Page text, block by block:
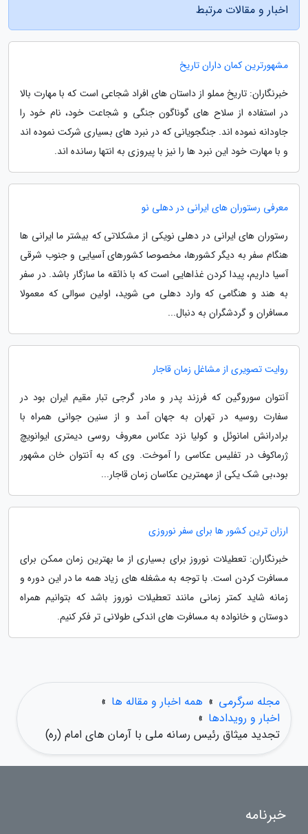
اخبار و مقالات مرتبط
مشهورترین کمان داران تاریخ
خبرنگاران: تاریخ مملو از داستان های افراد شجاعی است که با مهارت بالا
در استفاده از سلاح های گوناگون جنگی و شجاعت خود، نام خود را
جاودانه نموده اند. جنگجویانی که در نبرد های بسیاری شرکت نموده اند
و با مهارت خود این نبرد ها را نیز با پیروزی به انتها رسانده اند.
معرفی رستوران های ایرانی در دهلی نو
رستوران های ایرانی در دهلی نویکی از مشکلاتی که بیشتر ما ایرانی ها
هنگام سفر به دیگر کشورها، مخصوصا کشورهای آسیایی و جنوب شرقی
آسیا داریم، پیدا کردن غذاهایی است که با ذائقه ما سازگار باشد. در سفر
به هند و هنگامی که وارد دهلی می شوید، اولین سوالی که معمولا
مسافران و گردشگران به دنبال...
روایت تصویری از مشاغل زمان قاجار
آنتوان سوروگین که فرزند پدر و مادر گرجی تبار مقیم ایران بود در
سفارت روسیه در تهران به جهان آمد و از سنین جوانی همراه با
برادرانش امانوئل و کولیا نزد عکاس معروف روسى دیمترى ایوانویچ
ژرماکوف در تفلیس عکاسى را آموخت. وی که به آنتوان خان مشهور
بود،بی شک یکی از مهمترین عکاسان زمان قاجار...
ارزان ترین کشور ها برای سفر نوروزی
خبرنگاران: تعطیلات نوروز برای بسیاری از ما بهترین زمان ممکن برای
مسافرت کردن است. با توجه به مشغله های زیاد همه ما در این دوره و
زمانه شاید کمتر زمانی مانند تعطیلات نوروز باشد که بتوانیم همراه
دوستان و خانواده به مسافرت های اندکی طولانی تر فکر کنیم.
مجله سرگرمی » همه اخبار و مقاله ها »
اخبار و رویدادها »
تجدید میثاق رئیس رسانه ملی با آرمان های امام (ره)
خبرنامه